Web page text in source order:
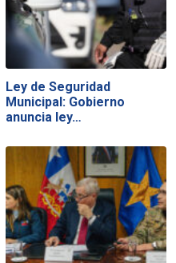
Ley de Seguridad
Municipal: Gobierno
anuncia ley…